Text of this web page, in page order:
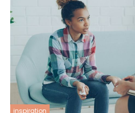
inspiration